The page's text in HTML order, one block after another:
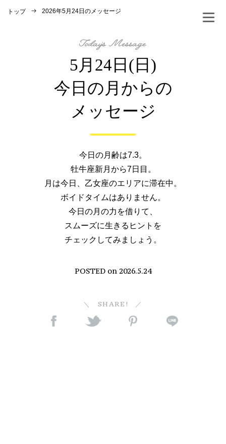
トップ 2026年5月24日のメッセージ
5月24日(日)
今日の月からの
メッセージ
今日の月齢は7.3。
牡牛座新月から7日目。
月は今日、乙女座のエリアに滞在中。
ボイドタイムはありません。
今日の月の力を借りて、
スムーズに生きるヒントを
チェックしてみましょう。
POSTED on 2026.5.24
SHARE!